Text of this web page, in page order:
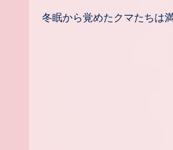
冬眠から覚めたクマたち